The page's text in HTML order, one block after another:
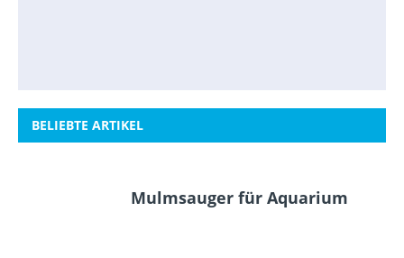
BELIEBTE ARTIKEL
Mulmsauger für Aquarium